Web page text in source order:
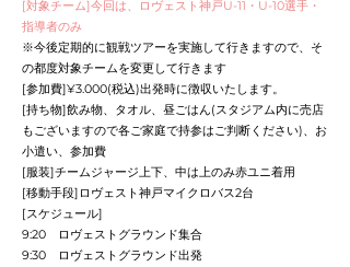
[対象チーム]今回は、ロヴェスト神戸U-11・U-10選手・
指導者のみ
​※今後定期的に観戦ツアーを実施して行きますので、そ
の都度対象チームを変更して行きます
[参加費]¥3.000(税込)出発時に徴収いたします。
[持ち物]飲み物、タオル、昼ごはん(スタジアム内に売店
もございますので各ご家庭で持参はご判断ください)、お
小遣い、参加費
[服装]チームジャージ上下、中は上のみ赤ユニ着用
[移動手段]ロヴェスト神戸マイクロバス2台
[スケジュール]
9:20 ロヴェストグラウンド集合
9:30 ロヴェストグラウンド出発